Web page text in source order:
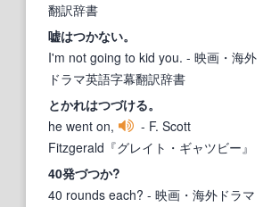
翻訳辞書
嘘はつかない。
I'm not going to kid you. - 映画・海外
ドラマ英語字幕翻訳辞書
とかれはつづける。
he went on,
- F. Scott
Fitzgerald『グレイト・ギャツビー』
40発づつか?
40 rounds each? - 映画・海外ドラマ